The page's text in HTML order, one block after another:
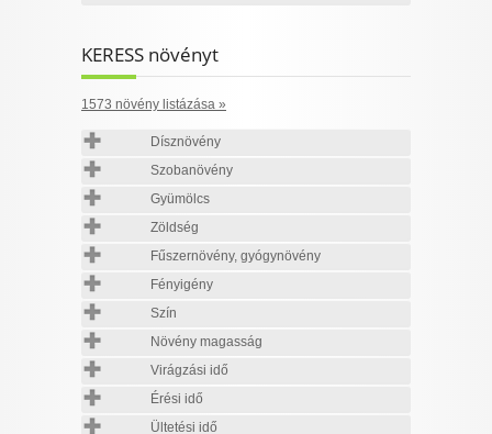
KERESS növényt
1573 növény listázása »
Dísznövény
Szobanövény
Gyümölcs
Zöldség
Fűszernövény, gyógynövény
Fényigény
Szín
Növény magasság
Virágzási idő
Érési idő
Ültetési idő